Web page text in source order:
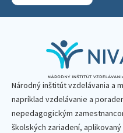
Národný inštitút vzdelávania a
napríklad vzdelávanie a
nepedagogickým
školských zariadení,